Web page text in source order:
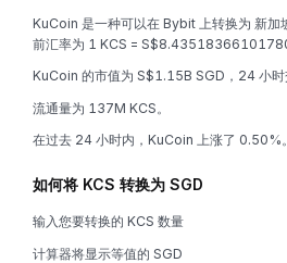
KuCoin 是一种可以在 Bybit 上转换为 新加
前汇率为 1 KCS =
KuCoin 的市值为 S$1.15B SGD，24 小时
流通量为 137M KCS。
在过去 24 小时内，KuCoin 上涨了 0.50%。
如何将 KCS 转换为 SGD
输入您要转换的 KCS 数量
计算器将显示等值的 SGD